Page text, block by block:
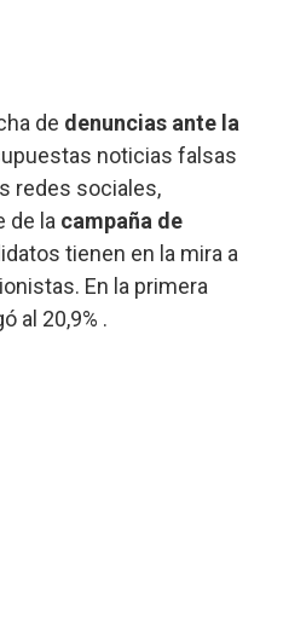
de denuncias ante la
noticias falsas
redes sociales,
de la campaña de
tienen en la mira a
En la primera
al 20,9% .